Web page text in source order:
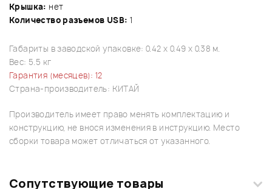
Крышка: нет
Количество разъемов USB: 1
Габариты в заводской упаковке: 0.42 x 0.49 x 0.38 м.
Вес: 5.5 кг
Гарантия (месяцев): 12
Страна-производитель: КИТАЙ
Производитель имеет право менять комплектацию и
конструкцию, не внося изменения в инструкцию. Место
сборки товара может отличаться от указанного.
Сопутствующие товары